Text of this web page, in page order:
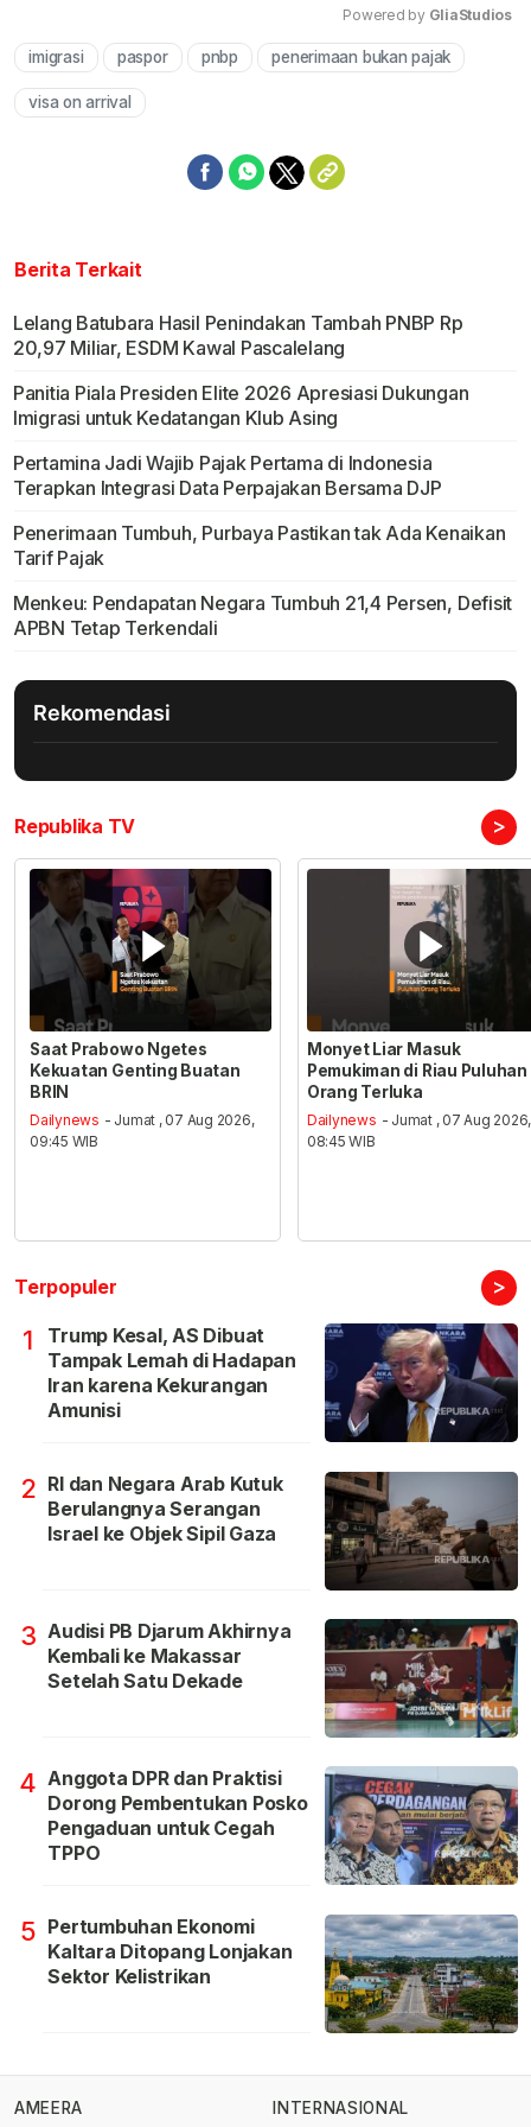
Mute
Powered by GliaStudios
imigrasi paspor pnbp penerimaan bukan pajak
visa on arrival
Berita Terkait
Lelang Batubara Hasil Penindakan Tambah PNBP Rp
20,97 Miliar, ESDM Kawal Pascalelang
Panitia Piala Presiden Elite 2026 Apresiasi Dukungan
Imigrasi untuk Kedatangan Klub Asing
Pertamina Jadi Wajib Pajak Pertama di Indonesia
Terapkan Integrasi Data Perpajakan Bersama DJP
Penerimaan Tumbuh, Purbaya Pastikan tak Ada Kenaikan
Tarif Pajak
Menkeu: Pendapatan Negara Tumbuh 21,4 Persen, Defisit
APBN Tetap Terkendali
Rekomendasi
Republika TV >
Saat Prabowo Ngetes
Kekuatan Genting Buatan
BRIN
Dailynews - Jumat , 07 Aug 2026,
09:45 WIB
Monyet Liar Masuk
Pemukiman di Riau Puluhan
Orang Terluka
Dailynews - Jumat , 07 Aug 2026,
08:45 WIB
Terpopuler >
1
Trump Kesal, AS Dibuat
Tampak Lemah di Hadapan
Iran karena Kekurangan
Amunisi
2 RI dan Negara Arab Kutuk
Berulangnya Serangan
Israel ke Objek Sipil Gaza
3 Audisi PB Djarum Akhirnya
Kembali ke Makassar
Setelah Satu Dekade
4 Anggota DPR dan Praktisi
Dorong Pembentukan Posko
Pengaduan untuk Cegah
TPPO
5 Pertumbuhan Ekonomi
Kaltara Ditopang Lonjakan
Sektor Kelistrikan
AMEERA INTERNASIONAL